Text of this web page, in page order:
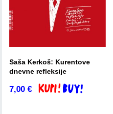
Saša Kerkoš: Kurentove
dnevne refleksije
7,00€
Dodaj v košarico